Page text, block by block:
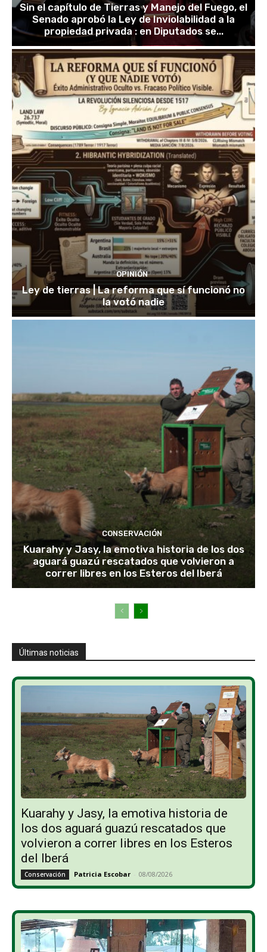
Sin el capítulo de Tierras y Manejo del Fuego, el
Senado aprobó la Ley de Inviolabilidad a la
propiedad privada : en Diputados se...
OPINIÓN
Ley de tierras | La reforma que sí funcionó no
la votó nadie
CONSERVACIÓN
Kuarahy y Jasy, la emotiva historia de los dos
aguará guazú rescatados que volvieron a
correr libres en los Esteros del Iberá
Últimas noticias
Kuarahy y Jasy, la emotiva historia de
los dos aguará guazú rescatados que
volvieron a correr libres en los Esteros
del Iberá
Conservación Patricia Escobar - 08/08/2026